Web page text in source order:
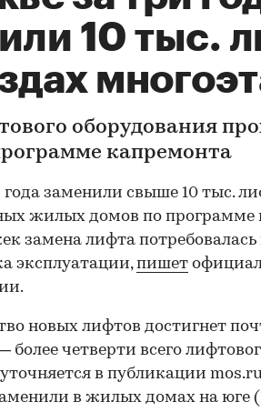
10 тыс.
оборудования
капремонта
года заменили свыше 10 тыс.
жилых домов по программе
замена лифта
эксплуатации,пишет
новых лифтов достигнет
более четверти всего
в публикации
в жилых домах на юге